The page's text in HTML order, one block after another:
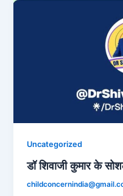
Uncategorized
डॉ शिवाजी कुमार के